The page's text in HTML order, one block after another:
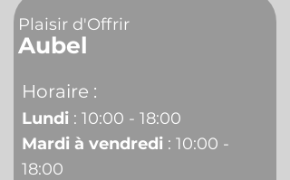
Horaire :
Lundi : 10:00 - 18:00
Mardi à vendredi : 10:00 -
18:00
Plaisir d'Offrir
Aubel